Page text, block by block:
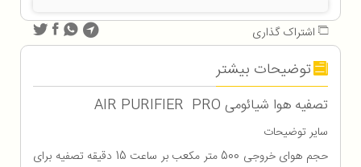
اشتراک گذاری
توضیحات بیشتر
تصفیه هوا شیائومی AIR PURIFIER PRO
سایر توضیحات
حجم هوای خروجی 500 متر مکعب بر ساعت 15 دقیقه تصفیه برای